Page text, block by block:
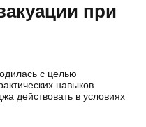
при
с целью
навыков
действовать в условиях